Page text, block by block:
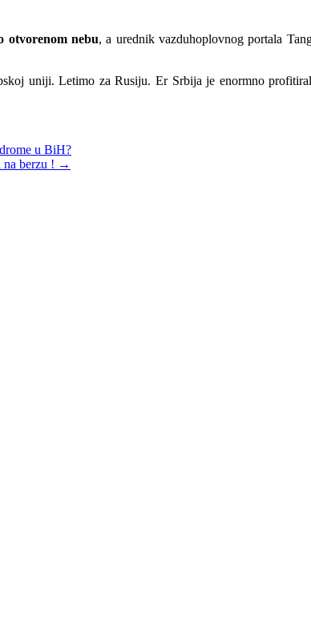
otvorenom nebu, a urednik vazduhoplovnog portala
uniji. Letimo za Rusiju. Er Srbija je enormno
u BiH?
berzu ! →